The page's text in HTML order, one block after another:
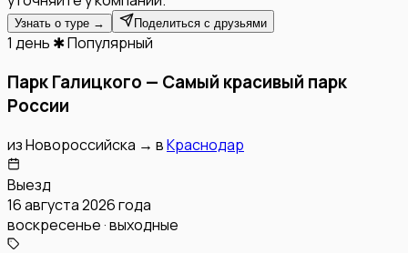
Узнать о туре → Поделиться с друзьями
1 день ✱ Популярный
Парк Галицкого — Самый красивый парк
России
изНовороссийска → вКраснодар
Выезд
16 августа 2026 года
воскресенье · выходные